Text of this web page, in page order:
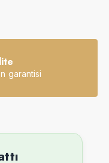
garantisi